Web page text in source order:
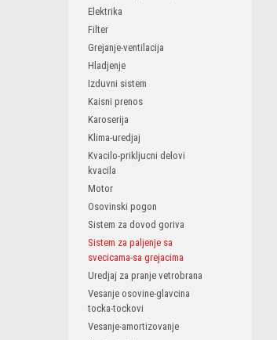
Elektrika
Filter
Grejanje-ventilacija
Hladjenje
Izduvni sistem
Kaisni prenos
Karoserija
Klima-uredjaj
Kvacilo-prikljucni delovi
kvacila
Motor
Osovinski pogon
Sistem za dovod goriva
Sistem za paljenje sa
svecicama-sa grejacima
Uredjaj za pranje vetrobrana
Vesanje osovine-glavcina
tocka-tockovi
Vesanje-amortizovanje